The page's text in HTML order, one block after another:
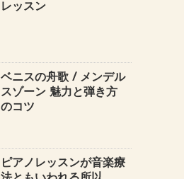
レッスン
ベニスの舟歌 / メンデル
スゾーン 魅力と弾き方
のコツ
ピアノレッスンが音楽療